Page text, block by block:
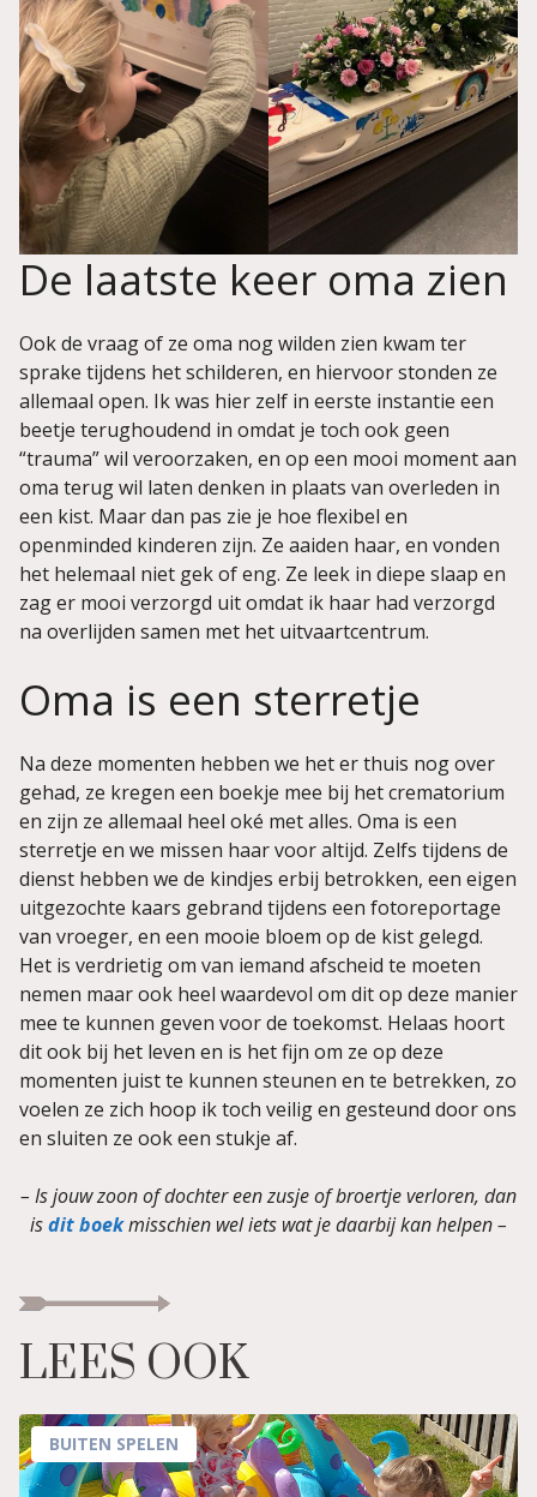
De laatste keer oma zien
Ook de vraag of ze oma nog wilden zien kwam ter
sprake tijdens het schilderen, en hiervoor stonden ze
allemaal open. Ik was hier zelf in eerste instantie een
beetje terughoudend in omdat je toch ook geen
“trauma” wil veroorzaken, en op een mooi moment aan
oma terug wil laten denken in plaats van overleden in
een kist. Maar dan pas zie je hoe flexibel en
openminded kinderen zijn. Ze aaiden haar, en vonden
het helemaal niet gek of eng. Ze leek in diepe slaap en
zag er mooi verzorgd uit omdat ik haar had verzorgd
na overlijden samen met het uitvaartcentrum.
Oma is een sterretje
Na deze momenten hebben we het er thuis nog over
gehad, ze kregen een boekje mee bij het crematorium
en zijn ze allemaal heel oké met alles. Oma is een
sterretje en we missen haar voor altijd. Zelfs tijdens de
dienst hebben we de kindjes erbij betrokken, een eigen
uitgezochte kaars gebrand tijdens een fotoreportage
van vroeger, en een mooie bloem op de kist gelegd.
Het is verdrietig om van iemand afscheid te moeten
nemen maar ook heel waardevol om dit op deze manier
mee te kunnen geven voor de toekomst. Helaas hoort
dit ook bij het leven en is het fijn om ze op deze
momenten juist te kunnen steunen en te betrekken, zo
voelen ze zich hoop ik toch veilig en gesteund door ons
en sluiten ze ook een stukje af.
– Is jouw zoon of dochter een zusje of broertje verloren, dan
isdit boekmisschien wel iets wat je daarbij kan helpen –
LEES OOK
BUITEN SPELEN